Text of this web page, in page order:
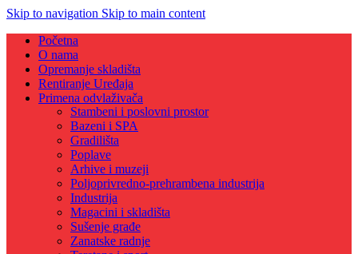
Skip to navigation Skip to main content
Početna
O nama
Opremanje skladišta
Rentiranje Uređaja
Primena odvlaživača
Stambeni i poslovni prostor
Bazeni i SPA
Gradilišta
Poplave
Arhive i muzeji
Poljoprivredno-prehrambena industrija
Industrija
Magacini i skladišta
Sušenje građe
Zanatske radnje